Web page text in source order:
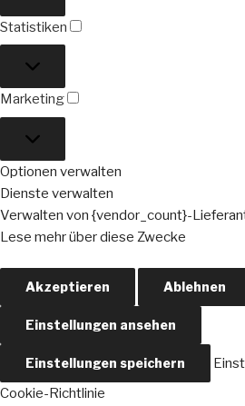
Statistiken
Marketing
Optionen verwalten
Dienste verwalten
Verwalten von {vendor_count}-
Lese mehr über diese Zwecke
Akzeptieren Ablehnen
Einstellungen ansehen
Einstellungen speichern
Cookie-Richtlinie